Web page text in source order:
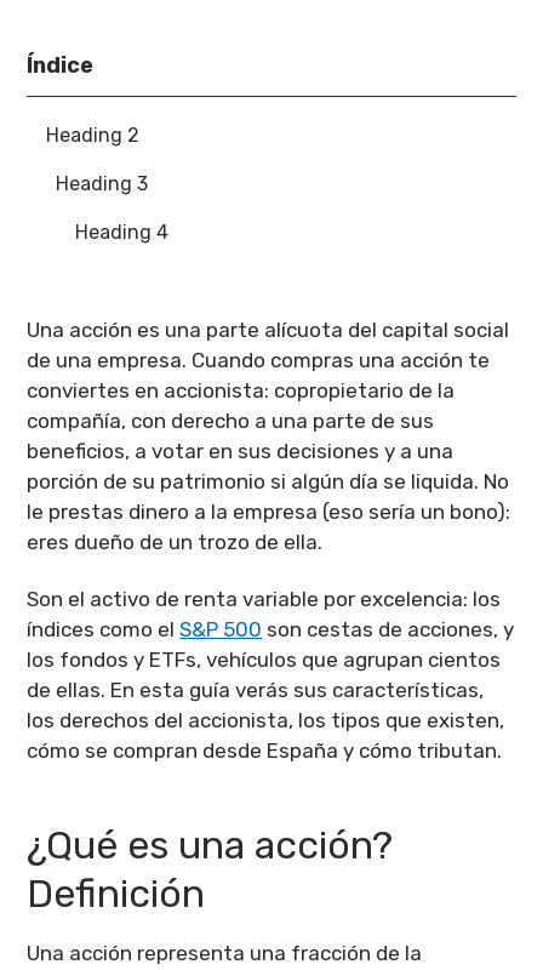
Índice
Heading 2
Heading 3
Heading 4
Una acción es una parte alícuota del capital social
de una empresa. Cuando compras una acción te
conviertes en accionista: copropietario de la
compañía, con derecho a una parte de sus
beneficios, a votar en sus decisiones y a una
porción de su patrimonio si algún día se liquida. No
le prestas dinero a la empresa (eso sería un bono):
eres dueño de un trozo de ella.
Son el activo de renta variable por excelencia: los
índices como elS&P 500 son cestas de acciones, y
los fondos y ETFs, vehículos que agrupan cientos
de ellas. En esta guía verás sus características,
los derechos del accionista, los tipos que existen,
cómo se compran desde España y cómo tributan.
¿Qué es una acción?
Definición
Una acción representa una fracción de la